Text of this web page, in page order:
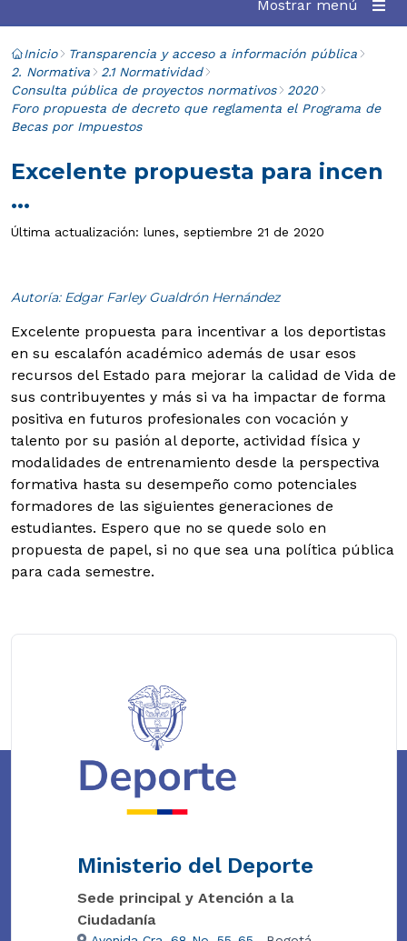
Mostrar menú
Inicio
Transparencia y acceso a información pública
2. Normativa
2.1 Normatividad
Consulta pública de proyectos normativos
2020
Foro propuesta de decreto que reglamenta el Programa de
Becas por Impuestos
Excelente propuesta para incen
...
Última actualización: lunes, septiembre 21 de 2020
Autoría: Edgar Farley Gualdrón Hernández
Excelente propuesta para incentivar a los deportistas
en su escalafón académico además de usar esos
recursos del Estado para mejorar la calidad de Vida de
sus contribuyentes y más si va ha impactar de forma
positiva en futuros profesionales con vocación y
talento por su pasión al deporte, actividad física y
modalidades de entrenamiento desde la perspectiva
formativa hasta su desempeño como potenciales
formadores de las siguientes generaciones de
estudiantes. Espero que no se quede solo en
propuesta de papel, si no que sea una política pública
para cada semestre.
Ministerio del Deporte
Sede principal y Atención a la
Ciudadanía